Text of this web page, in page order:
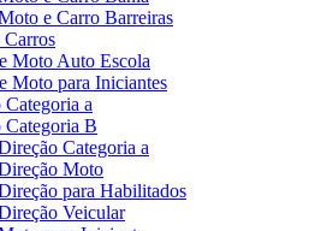
e Carro Barreiras
Carros
Moto Auto Escola
Moto para Iniciantes
a
B
Categoria a
Moto
para Habilitados
Veicular